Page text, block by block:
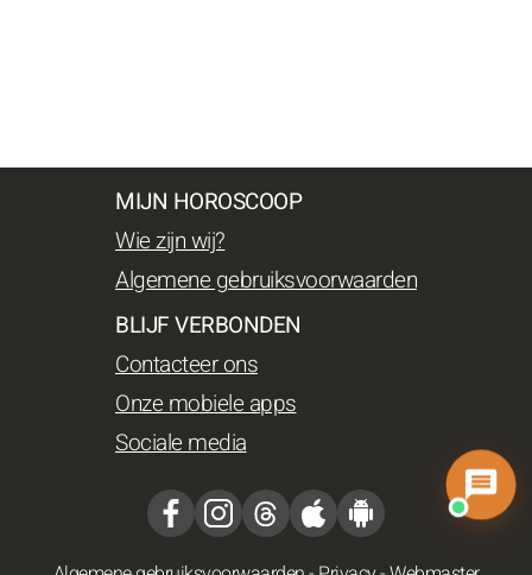
MIJN HOROSCOOP
Wie zijn wij?
Algemene gebruiksvoorwaarden
BLIJF VERBONDEN
Contacteer ons
Onze mobiele apps
Sociale media